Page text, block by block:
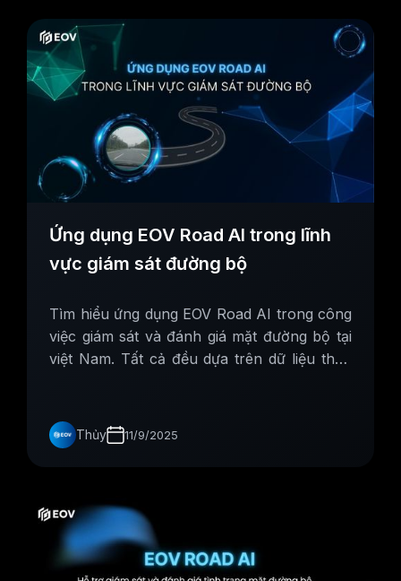
Ứng dụng EOV Road AI trong lĩnh
vực giám sát đường bộ
Tìm hiểu ứng dụng EOV Road AI trong công
việc giám sát và đánh giá mặt đường bộ tại
việt Nam. Tất cả đều dựa trên dữ liệu thực
Thủy 11/9/2025